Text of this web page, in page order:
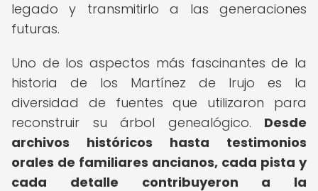
legado y transmitirlo a las generaciones
futuras.
Uno de los aspectos más fascinantes de la
historia de los Martínez de Irujo es la
diversidad de fuentes que utilizaron para
reconstruir su árbol genealógico. Desde
archivos históricos hasta testimonios
orales de familiares ancianos, cada pista y
cada detalle contribuyeron a la